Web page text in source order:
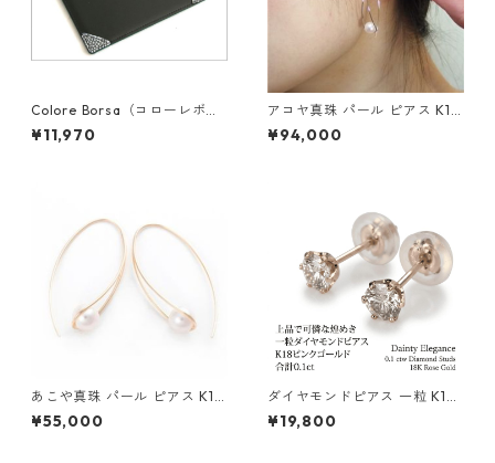
Colore Borsa（コローレボル
サ） メモパッド ブラック MG
-008
¥11,970
アコヤ真珠 パール ピアス K18
イエローゴールド ジプシー フ
ック ピアス 7mm 7ミリ珠 あ
¥94,000
あこや真珠 パール ピアス K10
イエローゴールド ジプシー フ
ック ピアス 7mm 7ミリ珠 ア
¥55,000
ダイヤモンドピアス 一粒 K18
ピンクゴールド 合計0.1ct ス
タッドピアス おしゃれ シンプ
¥19,800